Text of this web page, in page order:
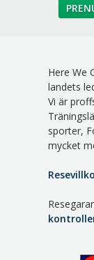
Here We
landets
Vi är
sporter,
mycket